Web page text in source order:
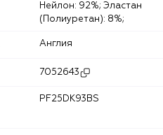
Нейлон: 92%; Эластан
(Полиуретан): 8%;
Англия
7052643
PF25DK93BS